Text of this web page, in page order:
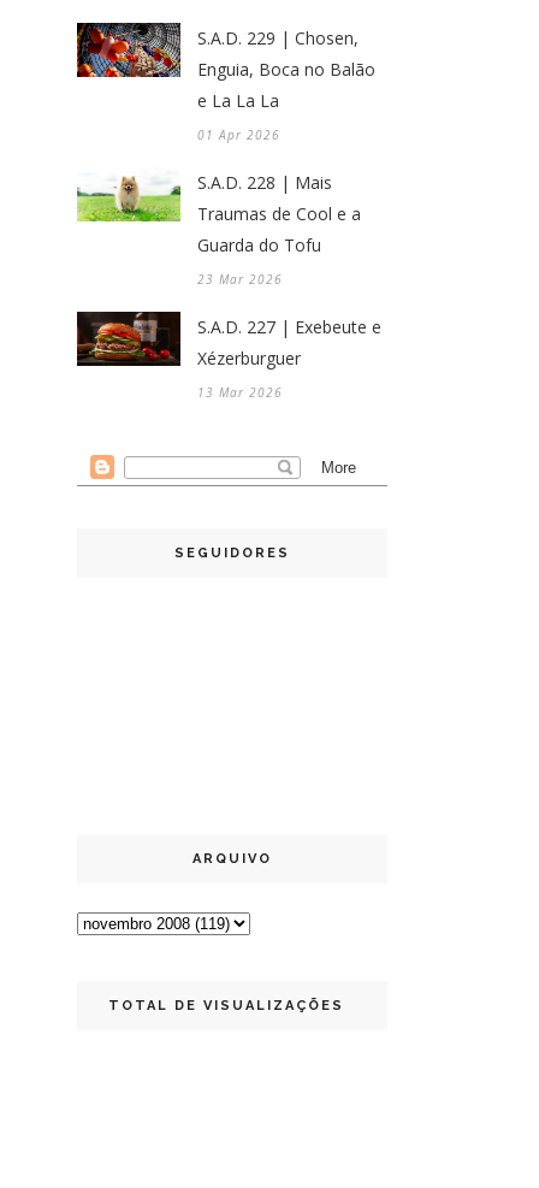
S.A.D. 229 | Chosen,
Enguia, Boca no Balão
e La La La
01 Apr 2026
S.A.D. 228 | Mais
Traumas de Cool e a
Guarda do Tofu
23 Mar 2026
S.A.D. 227 | Exebeute e
Xézerburguer
13 Mar 2026
SEGUIDORES
ARQUIVO
TOTAL DE VISUALIZAÇÕES